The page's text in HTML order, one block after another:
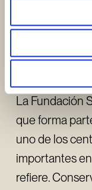
culturales y
través de sus
pueden ver
La Fundación
que forma
uno de los
importantes
refiere.